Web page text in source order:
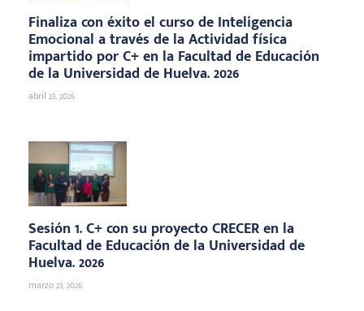
Finaliza con éxito el curso de Inteligencia
Emocional a través de la Actividad física
impartido por C+ en la Facultad de Educación
de la Universidad de Huelva. 2026
abril 23, 2026
Sesión 1. C+ con su proyecto CRECER en la
Facultad de Educación de la Universidad de
Huelva. 2026
marzo 23, 2026